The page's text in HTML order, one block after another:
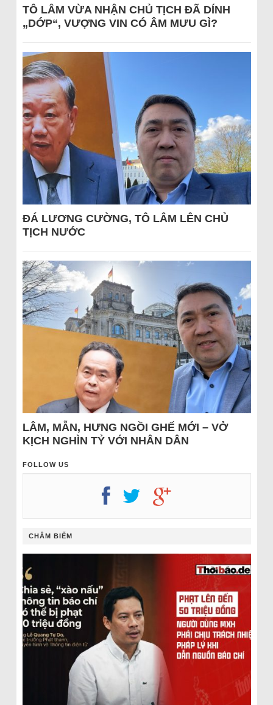
TÔ LÂM VỪA NHẬN CHỦ TỊCH ĐÃ DÍNH
„DỚP“, VƯỢNG VIN CÓ ÂM MƯU GÌ?
ĐÁ LƯƠNG CƯỜNG, TÔ LÂM LÊN CHỦ
TỊCH NƯỚC
LÂM, MẪN, HƯNG NGỒI GHẾ MỚI – VỞ
KỊCH NGHÌN TỶ VỚI NHÂN DÂN
FOLLOW US
CHÂM BIẾM